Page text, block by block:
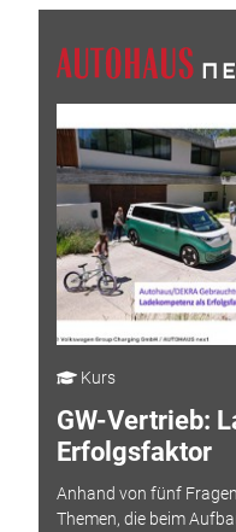
Kurs
GW-Vertrieb:
Erfolgsfaktor
Anhand von fünf
Themen, die beim